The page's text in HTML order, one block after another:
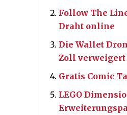
Follow The
Draht online
Die Wallet
Zoll verweigert
Gratis Comic
LEGO